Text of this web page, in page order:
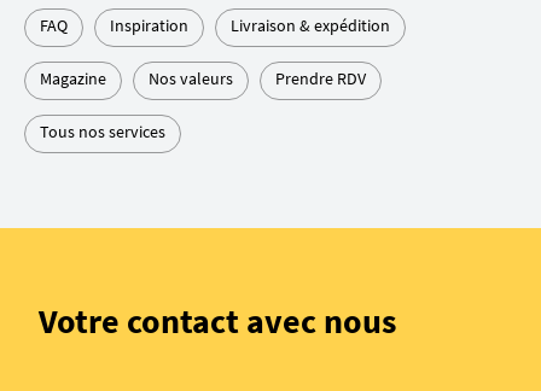
FAQ Inspiration Livraison & expédition
Magazine Nos valeurs Prendre RDV
Tous nos services
Votre contact avec nous